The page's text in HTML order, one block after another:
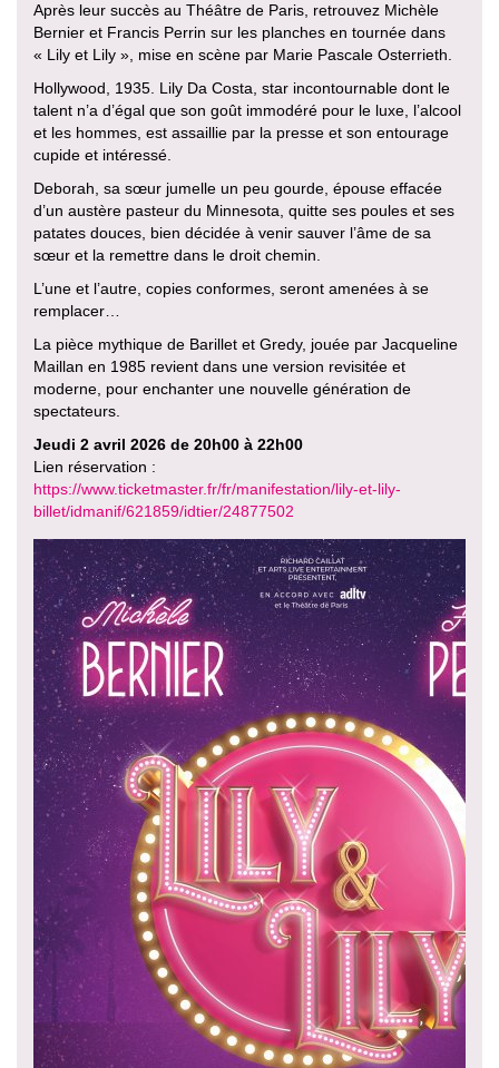
Après leur succès au Théâtre de Paris, retrouvez Michèle
Bernier et Francis Perrin sur les planches en tournée dans
« Lily et Lily », mise en scène par Marie Pascale Osterrieth.
Hollywood, 1935. Lily Da Costa, star incontournable dont le
talent n’a d’égal que son goût immodéré pour le luxe, l’alcool
et les hommes, est assaillie par la presse et son entourage
cupide et intéressé.
Deborah, sa sœur jumelle un peu gourde, épouse effacée
d’un austère pasteur du Minnesota, quitte ses poules et ses
patates douces, bien décidée à venir sauver l’âme de sa
sœur et la remettre dans le droit chemin.
L’une et l’autre, copies conformes, seront amenées à se
remplacer…
La pièce mythique de Barillet et Gredy, jouée par Jacqueline
Maillan en 1985 revient dans une version revisitée et
moderne, pour enchanter une nouvelle génération de
spectateurs.
Jeudi 2 avril 2026 de 20h00 à 22h00
Lien réservation :
https://www.ticketmaster.fr/fr/manifestation/lily-et-lily-
billet/idmanif/621859/idtier/24877502